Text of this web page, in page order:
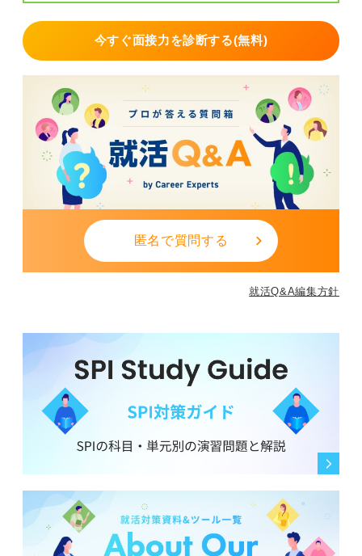
象ですが、2日は許容範囲です。
1
今すぐ面接力を診断する(無料)
匿名で質問する
就活Q&A編集方針